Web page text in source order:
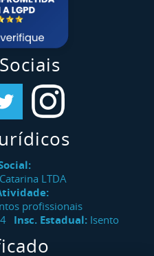
LTDA
profissionais
Insc. Estadual: Isento